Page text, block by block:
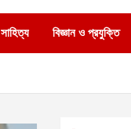
সাহিত্য বিজ্ঞান ও প্রযুক্তি